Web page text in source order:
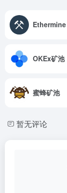
Ethermine
OKEx矿池
蜜蜂矿池
暂无评论